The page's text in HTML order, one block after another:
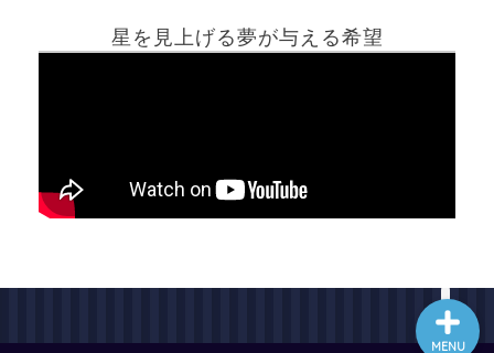
星を見上げる夢が与える希望
MENU
ホーム
最新記事動画